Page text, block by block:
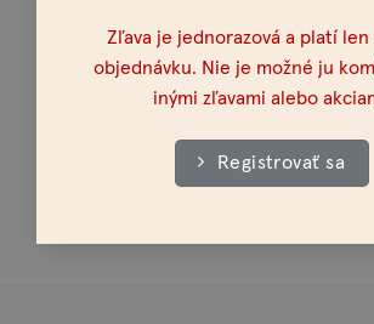
Zľava je jednorazová a platí len
objednávku. Nie je možné ju
inými zľavami alebo
Registrovať sa
Osobné vyzdvihnutie možné v